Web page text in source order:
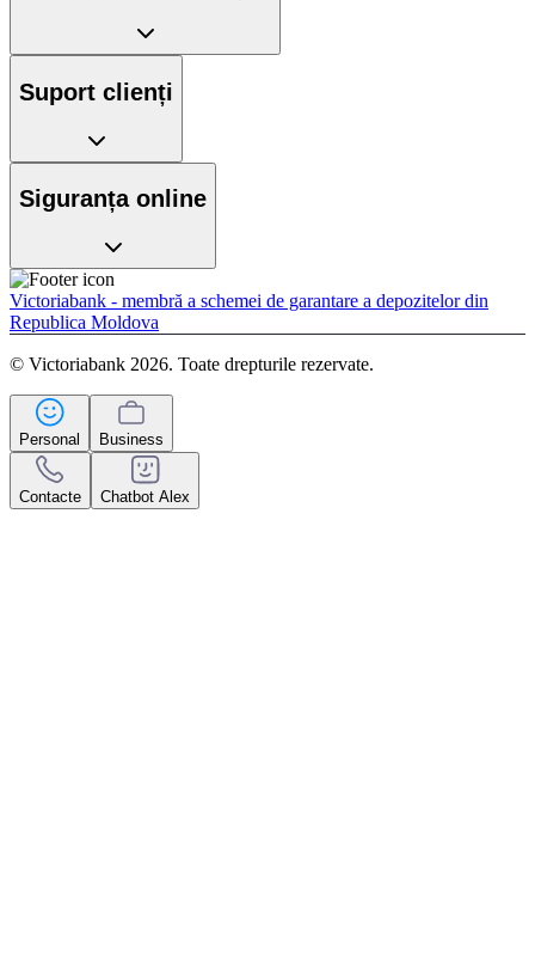
Suport clienți
Siguranța online
Victoriabank - membră a schemei de garantare a depozitelor din
Republica Moldova
© Victoriabank 2026. Toate drepturile rezervate.
Personal Business
Contacte Chatbot Alex